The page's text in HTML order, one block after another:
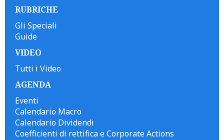
RUBRICHE
Gli Speciali
Guide
VIDEO
Tutti i Video
AGENDA
Eventi
Calendario Macro
Calendario Dividendi
Coefficienti di rettifica e Corporate Actions